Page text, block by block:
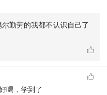
尔勤劳的我都不认识自己了
喝，学到了